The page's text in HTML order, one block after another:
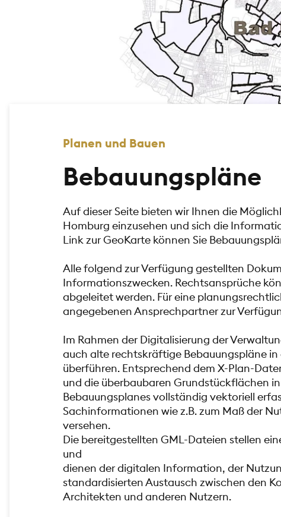
Planen und Bauen
Bebauungspläne
Auf dieser Seite bieten wir Ihnen die
Homburg einzusehen und sich die
Link zur GeoKarte können Sie
Alle folgend zur Verfügung gestellten
Informationszwecken. Rechtsansprüche
abgeleitet werden. Für eine
angegebenen Ansprechpartner zur
Im Rahmen der Digitalisierung der
auch alte rechtskräftige Bebauungspläne
überführen. Entsprechend dem X-Plan-
und die überbaubaren Grundstückflächen
Bebauungsplanes vollständig vektoriell
Sachinformationen wie z.B. zum Maß der
versehen.
Die bereitgestellten GML-Dateien stellen
und
dienen der digitalen Information, der
standardisierten Austausch zwischen den
Architekten und anderen Nutzern.